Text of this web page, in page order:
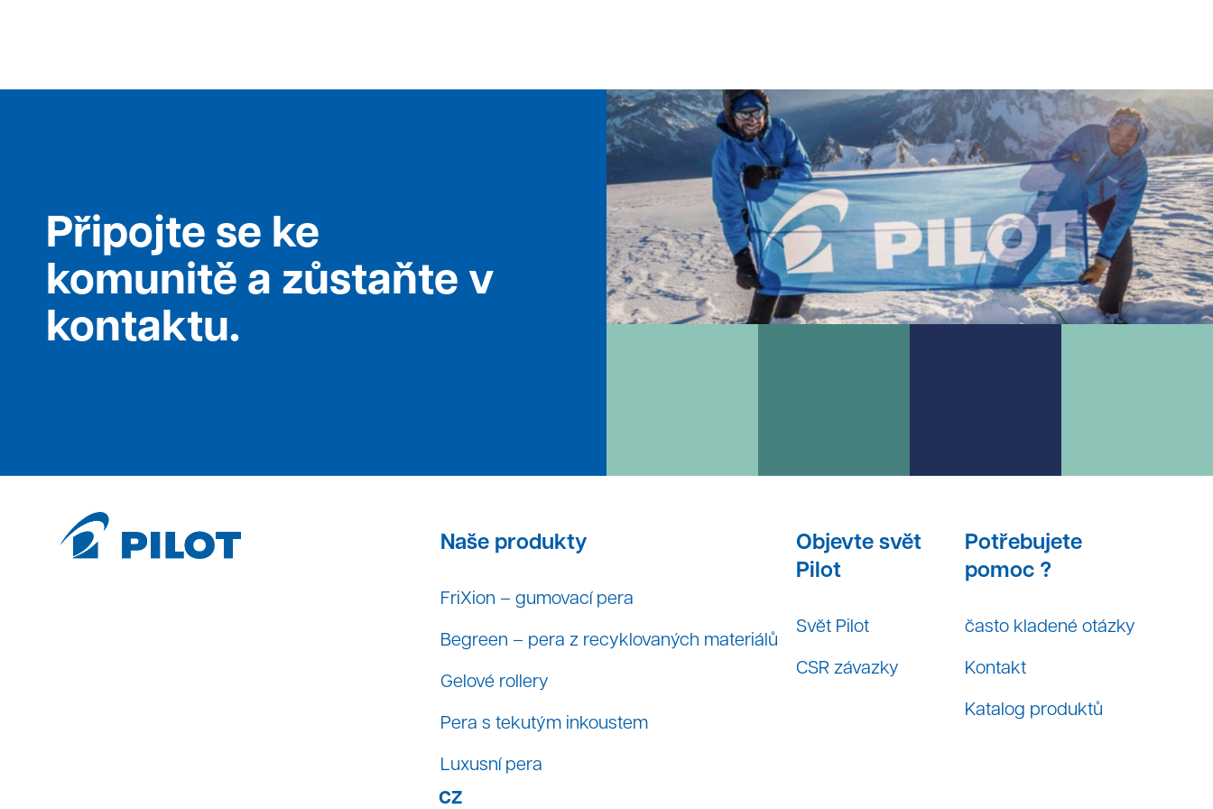
Připojte se ke
komunitě a zůstaňte v
kontaktu.
Naše produkty
FriXion – gumovací pera
Begreen – pera z recyklovaných materiálů
Gelové rollery
Pera s tekutým inkoustem
Luxusní pera
Objevte svět
Pilot
Svět Pilot
CSR závazky
Potřebujete
pomoc ?
často kladené otázky
Kontakt
Katalog produktů
CZ